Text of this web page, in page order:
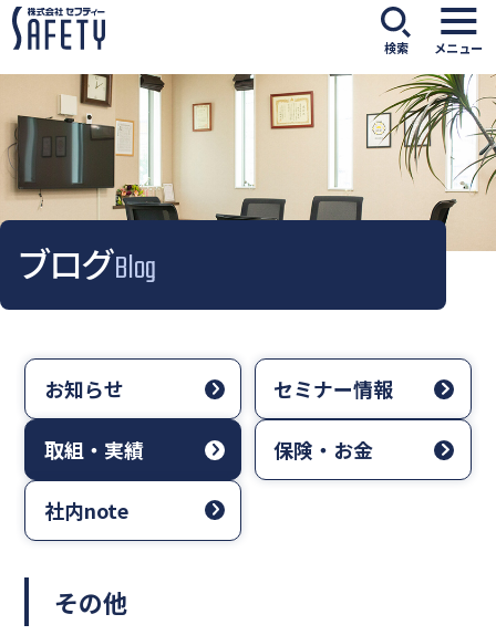
検索 メニュー
ブログBlog
お知らせ セミナー情報
取組・実績 保険・お金
社内note
その他